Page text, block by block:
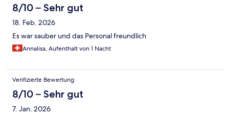
8/10 – Sehr gut
18. Feb. 2026
Es war sauber und das Personal freundlich
Annalisa, Aufenthalt von 1 Nacht
Verifizierte Bewertung
8/10 – Sehr gut
7. Jan. 2026